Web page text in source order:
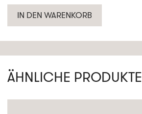
IN DEN WARENKORB
ÄHNLICHE PRODUKTE